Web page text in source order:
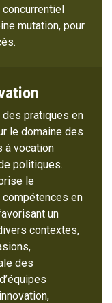
concurrentiel
mutation, pour
des pratiques en
le domaine des
à vocation
politiques.
le
en
un
contextes,
des